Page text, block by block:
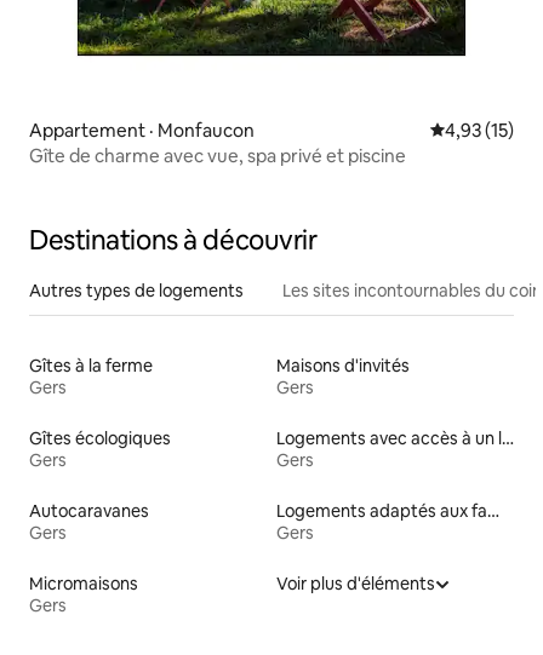
Appartement · Monfaucon Note
4,93 (15)
Gîte de charme avec vue, spa privé et piscine
Destinations à découvrir
Autres types de logements Les sites incontournables du coin
Gîtes à la ferme
Gers
Maisons d'invités
Gers
Gîtes écologiques
Gers
Logements avec accès à un lac
Gers
Autocaravanes
Gers
Logements adaptés aux familles à louer
Gers
Micromaisons
Gers
Voir plus d'éléments